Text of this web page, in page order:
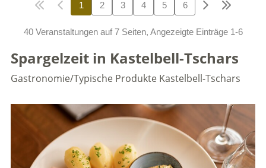
1 2 3 4 5 6
40 Veranstaltungen auf 7 Seiten, Angezeigte Einträge 1-6
Spargelzeit in Kastelbell-Tschars
Gastronomie/Typische Produkte Kastelbell-Tschars